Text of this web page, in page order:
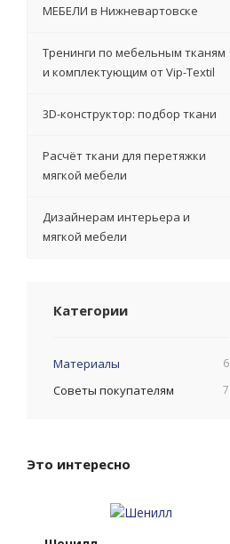
МЕБЕЛИ в Нижневартовске
Тренинги по мебельным тканям
и комплектующим от Vip-Textil
3D-конструктор: подбор ткани
Расчёт ткани для перетяжки
мягкой мебели
Дизайнерам интерьера и
мягкой мебели
Категории
Материалы 6
Советы покупателям 7
Это интересно